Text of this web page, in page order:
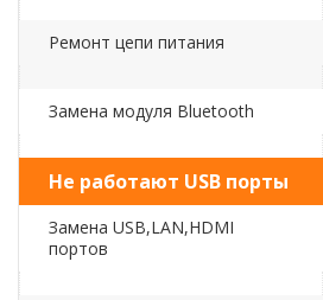
Ремонт цепи питания
Замена модуля Bluetooth
Не работают USB порты
Замена USB,LAN,HDMI
портов